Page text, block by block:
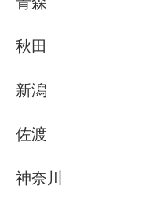
秋田
新潟
佐渡
神奈川